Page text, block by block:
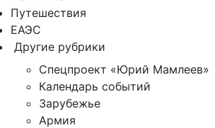
Путешествия
ЕАЭС
Другие рубрики
Спецпроект «Юрий Мамлеев»
Календарь событий
Зарубежье
Армия